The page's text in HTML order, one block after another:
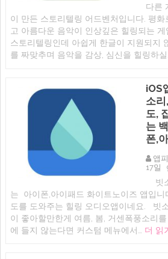
다른
이 만든 스토리텔링 어드벤처입니다. 평
고 아름다운 음악이 인상깊은 힐링되는
스토리텔링인데 아쉽게 한글이 지원되
를 짜맞추며 음악을 감상, 심신을 힐링하실
iOS
소
도,
는
폰,
앱
17일
빗
는 아이폰,아이패드 화이트노이즈 앱입니
도를 도와주는 힐링 오디오앱이네요. 빗
이 좋아할만한게 여름, 봄, 거센폭풍소리
에 들지 않는다면 커스텀 메뉴에서… 더 읽